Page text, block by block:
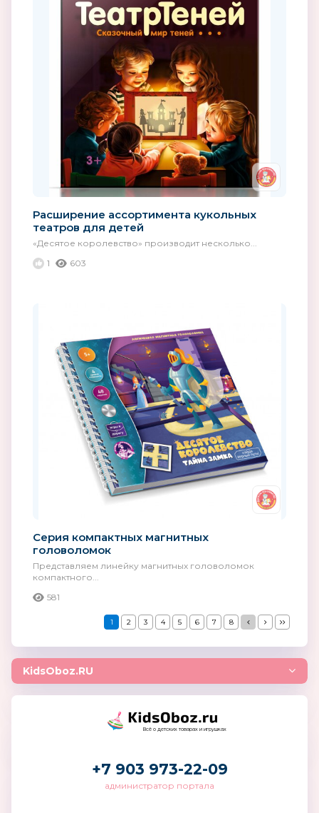
Расширение ассортимента кукольных
театров для детей
«Десятое королевство» производит несколько...
1
603
Серия компактных магнитных
головоломок
Представляем линейку магнитных головоломок
компактного...
581
1 2 3 4 5 6 7 8
KidsOboz.RU
Всё о детских товарах и игрушках
+7 903 973-22-09
администратор портала